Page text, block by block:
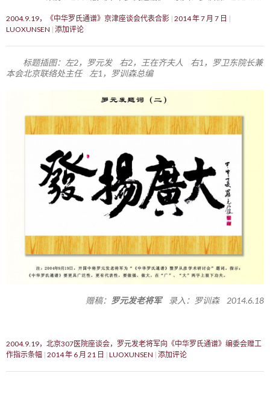
2004.9.19，《中华罗氏通谱》京津座谈会代表合影 2014 年 7 月 7 日
LUOXUNSEN 添加评论
标题插图：左2，罗元发 右2，王在齐夫人 右1，罗卫东院长兼
本会北京联络处主任 左1，罗训森总编
赠稿： 罗元发老将军录入：罗训森 2014.6.18
2004.9.19，北京307医院座谈会，罗元发老将军向《中华罗氏通谱》编委会赠工
作指示条幅 2014 年 6 月 21 日 LUOXUNSEN 添加评论